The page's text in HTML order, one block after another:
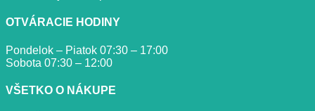
OTVÁRACIE HODINY
Pondelok – Piatok 07:30 – 17:00
Sobota 07:30 – 12:00
VŠETKO O NÁKUPE